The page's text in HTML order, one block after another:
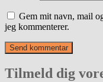
Gem mit navn, mail
jeg kommenterer.
Tilmeld dig